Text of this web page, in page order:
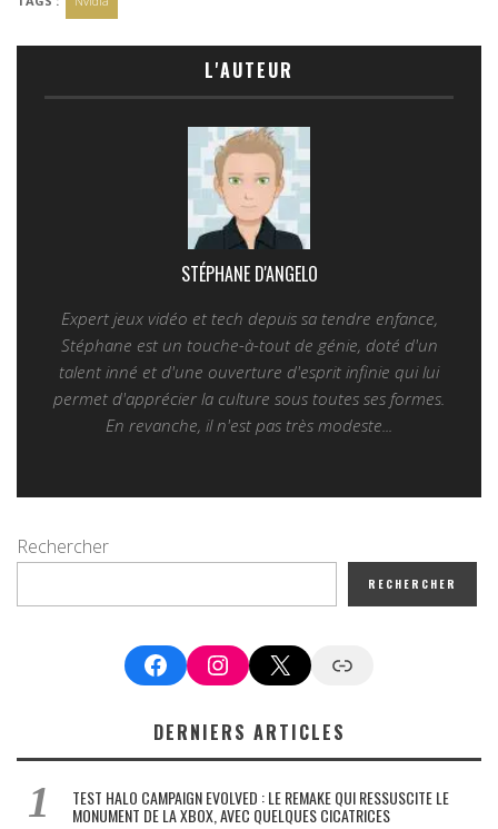
L'AUTEUR
STÉPHANE D'ANGELO
Expert jeux vidéo et tech depuis sa tendre enfance,
Stéphane est un touche-à-tout de génie, doté d'un
talent inné et d'une ouverture d'esprit infinie qui lui
permet d'apprécier la culture sous toutes ses formes.
En revanche, il n'est pas très modeste...
Rechercher
RECHERCHER
FacebookInstagram
X Google News
DERNIERS ARTICLES
TEST HALO CAMPAIGN EVOLVED : LE REMAKE QUI RESSUSCITE LE
MONUMENT DE LA XBOX, AVEC QUELQUES CICATRICES